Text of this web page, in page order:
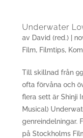
Underwater
av David (red.)|
Film, Filmtips,
Till skillnad från
ofta förvåna och
flera sett är Shinji
Musical)
genreindelningar.
på Stockholms